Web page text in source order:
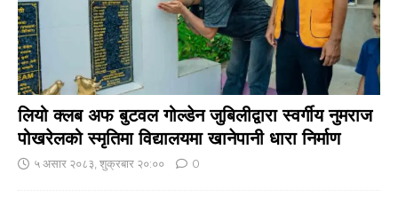
लियो क्लब अफ बुटवल गोल्डेन जुबिलीद्वारा स्वर्गीय नुमराज
पोखरेलको स्मृतिमा विद्यालयमा खानेपानी धारा निर्माण
५ असार २०८३, शुक्रबार २०:०० 0